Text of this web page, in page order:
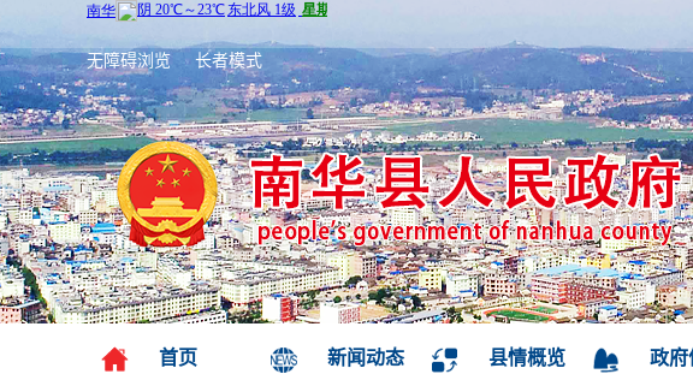
无障碍浏览 长者模式
首页 新闻动态 县情概览 政府